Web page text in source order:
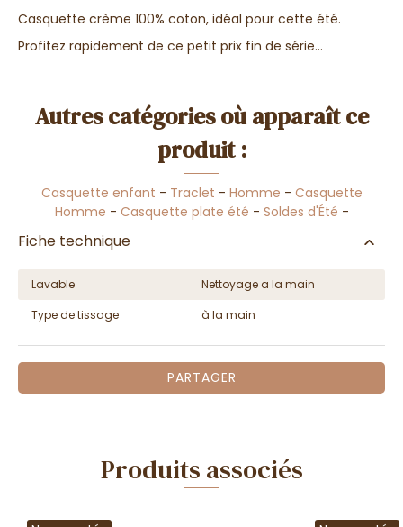
Casquette crème 100% coton, idéal pour cette été.
Profitez rapidement de ce petit prix fin de série...
Autres catégories où apparaît ce
produit :
Casquette enfant - Traclet - Homme - Casquette
Homme - Casquette plate été - Soldes d'Été -
Fiche technique
Lavable
Nettoyage a la main
Type de tissage
à la main
PARTAGER
Produits associés